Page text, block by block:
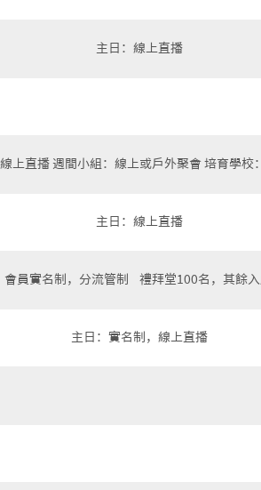
主日：線上直播
上直播 週間小組：線上或戶外聚會 培育學校
主日：線上直播
會員實名制，分流管制 禮拜堂100名，其餘
主日：實名制，線上直播